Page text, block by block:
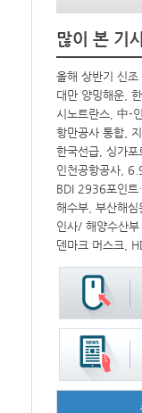
많이 본 기
항만공사 통합,
한국선급, 싱가포
BDI 2936포인
해수부, 부산해
인사/ 해양수산부